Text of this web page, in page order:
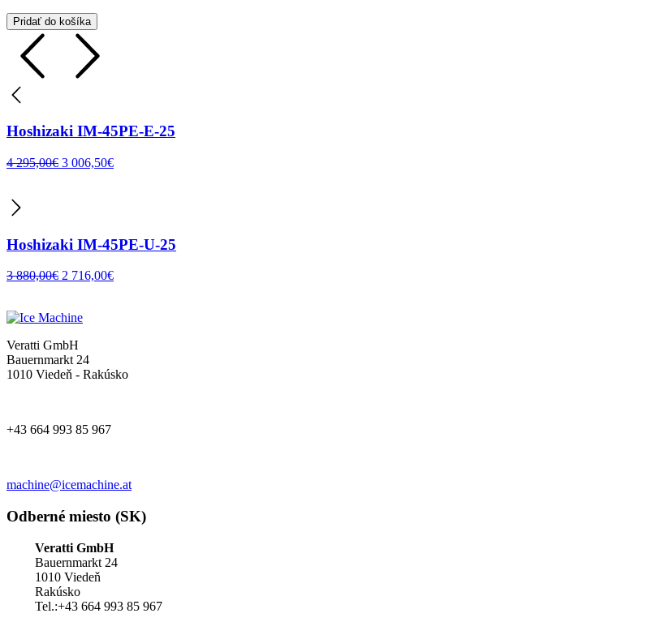
Pridať do košíka
Hoshizaki IM-45PE-E-25
4 295,00€ 3 006,50€
Hoshizaki IM-45PE-U-25
3 880,00€ 2 716,00€
Veratti GmbH
Bauernmarkt 24
1010 Viedeň - Rakúsko
+43 664 993 85 967
machine@icemachine.at
Odberné miesto (SK)
Veratti GmbH
Bauernmarkt 24
1010 Viedeň
Rakúsko
Tel.:+43 664 993 85 967